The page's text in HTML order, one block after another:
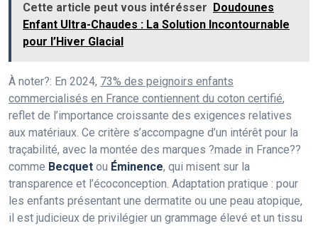
Cette article peut vous intérésser
Doudounes
Enfant Ultra-Chaudes : La Solution Incontournable
pour l’Hiver Glacial
À noter?: En 2024, 73% des peignoirs enfants
commercialisés en France contiennent du coton certifié,
reflet de l’importance croissante des exigences relatives
aux matériaux. Ce critère s’accompagne d’un intérêt pour la
traçabilité, avec la montée des marques ?made in France??
comme Becquet ou Éminence, qui misent sur la
transparence et l’écoconception. Adaptation pratique : pour
les enfants présentant une dermatite ou une peau atopique,
il est judicieux de privilégier un grammage élevé et un tissu